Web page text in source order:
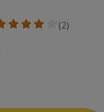
(2)